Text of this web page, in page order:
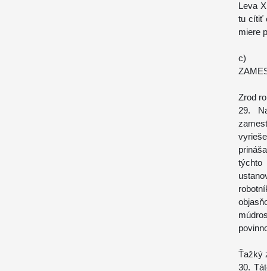
Leva
tu cítiť
miere
c)
Zrod
29.
Ťažký
30.